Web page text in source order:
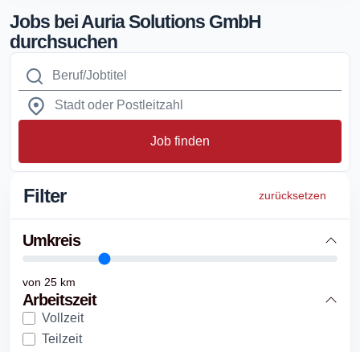
Jobs bei Auria Solutions GmbH
durchsuchen
Job finden
Filter zurücksetzen
Umkreis
von 25 km
Arbeitszeit
Vollzeit
Teilzeit